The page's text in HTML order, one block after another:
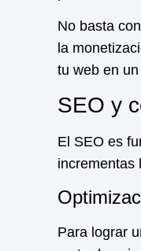
No basta
la
tu web en
SEO y
El SEO es
incrementas
Para lograr